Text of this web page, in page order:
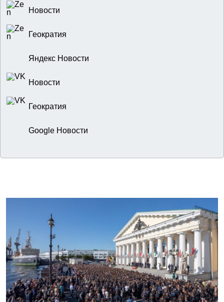
Новости
Геократия
Яндекс Новости
Новости
Геократия
Google Новости